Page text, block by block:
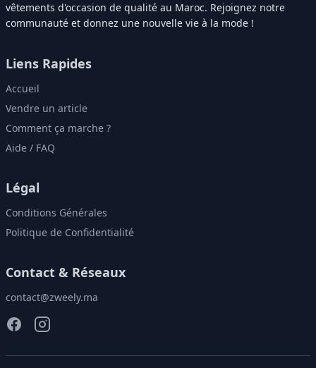
vêtements d'occasion de qualité au Maroc. Rejoignez notre
communauté et donnez une nouvelle vie à la mode !
Liens Rapides
Accueil
Vendre un article
Comment ça marche ?
Aide / FAQ
Légal
Conditions Générales
Politique de Confidentialité
Contact & Réseaux
contact@zweely.ma